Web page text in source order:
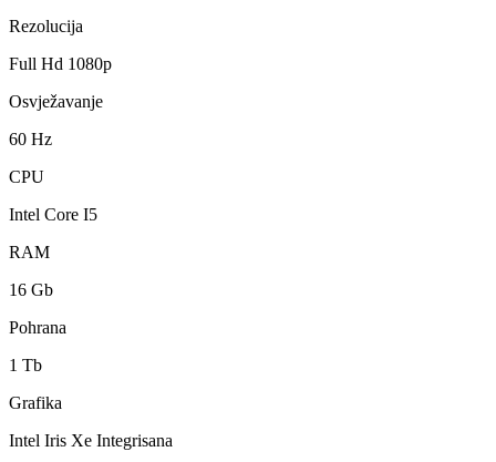
Rezolucija
Full Hd 1080p
Osvježavanje
60 Hz
CPU
Intel Core I5
RAM
16 Gb
Pohrana
1 Tb
Grafika
Intel Iris Xe Integrisana